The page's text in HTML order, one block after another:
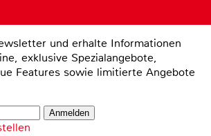
und erhalte Informationen
exklusive Spezialangebote,
Features sowie limitierte Angebote